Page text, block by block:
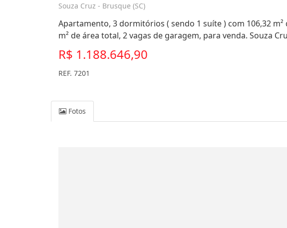
Souza Cruz - Brusque (SC)
Apartamento, 3 dormitórios ( sendo 1 suíte ) com 106,32 m²
m² de área total, 2 vagas de garagem, para venda. Souza
R$ 1.188.646,90
REF. 7201
Fotos